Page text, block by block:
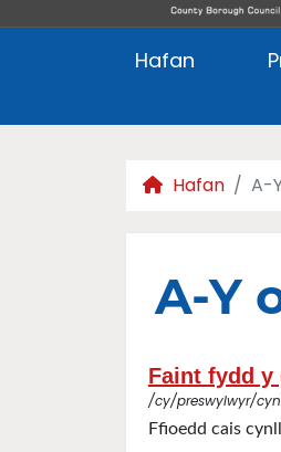
Hafan
Hafan A-
A-Y
Faint fydd y
/cy/preswylwyr/
Ffioedd cais